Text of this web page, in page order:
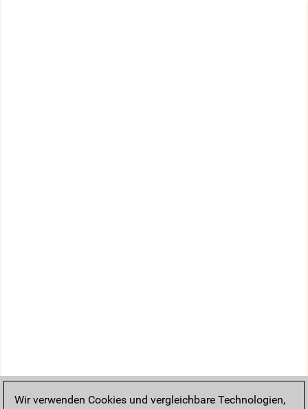
Wir verwenden Cookies und vergleichbare Technologien,